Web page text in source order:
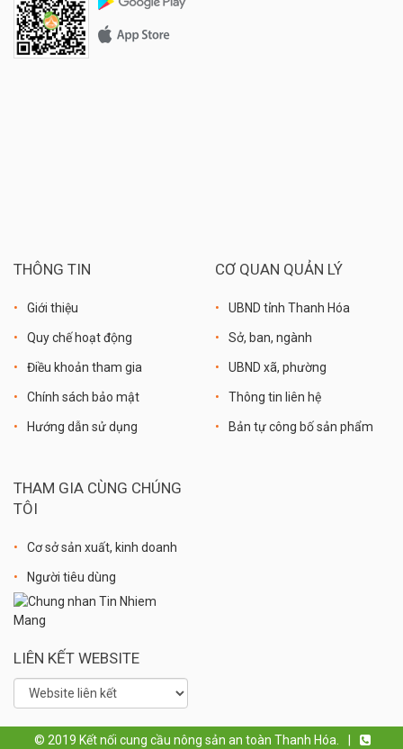
THÔNG TIN
Giới thiệu
Quy chế hoạt động
Điều khoản tham gia
Chính sách bảo mật
Hướng dẫn sử dụng
CƠ QUAN QUẢN LÝ
UBND tỉnh Thanh Hóa
Sở, ban, ngành
UBND xã, phường
Thông tin liên hệ
Bản tự công bố sản phẩm
THAM GIA CÙNG CHÚNG
TÔI
Cơ sở sản xuất, kinh doanh
Người tiêu dùng
LIÊN KẾT WEBSITE
© 2019 Kết nối cung cầu nông sản an toàn Thanh Hóa.